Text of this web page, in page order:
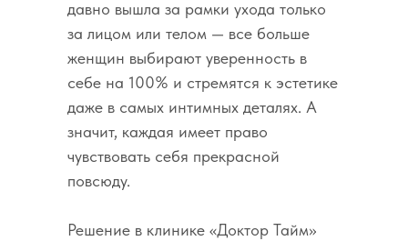
давно вышла за рамки ухода только
за лицом или телом — все больше
женщин выбирают уверенность в
себе на 100% и стремятся к эстетике
даже в самых интимных деталях. А
значит, каждая имеет право
чувствовать себя прекрасной
повсюду.
Решение в клинике «Доктор Тайм»